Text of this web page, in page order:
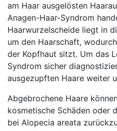
am Haar ausgelösten
Anagen-Haar-Syndrom
Haarwurzelscheide liegt in
um den Haarschaft,
der Kopfhaut sitzt. Um das
Syndrom sicher
ausgezupften Haare weiter
Abgebrochene Haare
kosmetische Schäden oder
bei Alopecia areata